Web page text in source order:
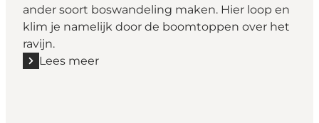
ander soort boswandeling maken. Hier loop en
klim je namelijk door de boomtoppen over het
ravijn.
Lees meer
Lees meer "HighPark Sønderjylland"